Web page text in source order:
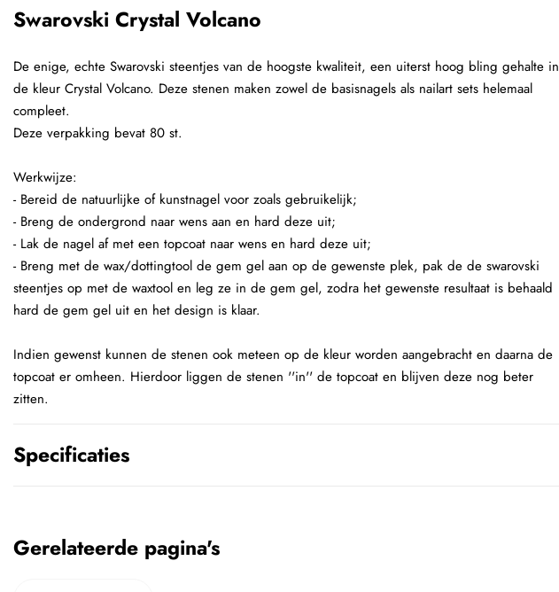
Swarovski Crystal Volcano
De enige, echte Swarovski steentjes van de hoogste kwaliteit, een uiterst hoog bling gehalte in
de kleur Crystal Volcano. Deze stenen maken zowel de basisnagels als nailart sets helemaal
compleet.
Deze verpakking bevat 80 st.
Werkwijze:
- Bereid de natuurlijke of kunstnagel voor zoals gebruikelijk;
- Breng de ondergrond naar wens aan en hard deze uit;
- Lak de nagel af met een topcoat naar wens en hard deze uit;
- Breng met de wax/dottingtool de gem gel aan op de gewenste plek, pak de de swarovski
steentjes op met de waxtool en leg ze in de gem gel, zodra het gewenste resultaat is behaald
hard de gem gel uit en het design is klaar.
Indien gewenst kunnen de stenen ook meteen op de kleur worden aangebracht en daarna de
topcoat er omheen. Hierdoor liggen de stenen ''in'' de topcoat en blijven deze nog beter
zitten.
Specificaties
Gerelateerde pagina's